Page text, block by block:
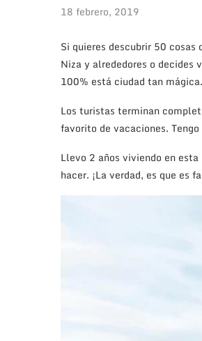
18 febrero, 2019
Si quieres descubrir 50
Niza y alrededores o decides
100% está ciudad tan mágica.
Los turistas terminan
favorito de vacaciones.
Llevo 2 años viviendo en
hacer. ¡La verdad, es que es